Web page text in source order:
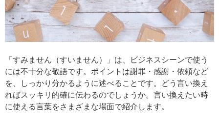
「すみません（すいません）」は、ビジネスシーンで使う
には不十分な敬語です。ポイントは謝罪・感謝・依頼など
を、しっかり分かるように述べることです。どう言い換え
ればスッキリ的確に伝わるのでしょうか。言い換えたい時
に使える言葉をさまざまな場面で紹介します。